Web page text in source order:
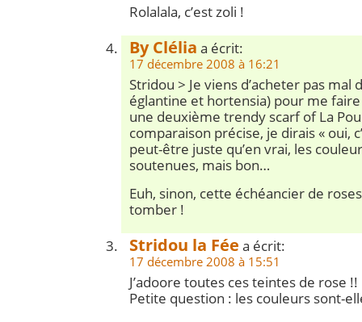
Rolalala, c’est zoli !
By Clélia a écrit:
17 décembre 2008 à 16:21
Stridou > Je viens d’acheter pas mal
églantine et hortensia) pour me faire
une deuxième trendy scarf of La
comparaison précise, je dirais « oui,
peut-être juste qu’en vrai, les
soutenues, mais bon…
Euh, sinon, cette échéancier de
tomber !
Stridou la Fée a écrit:
17 décembre 2008 à 15:51
J’adoore toutes ces teintes de rose !!
Petite question : les couleurs sont-